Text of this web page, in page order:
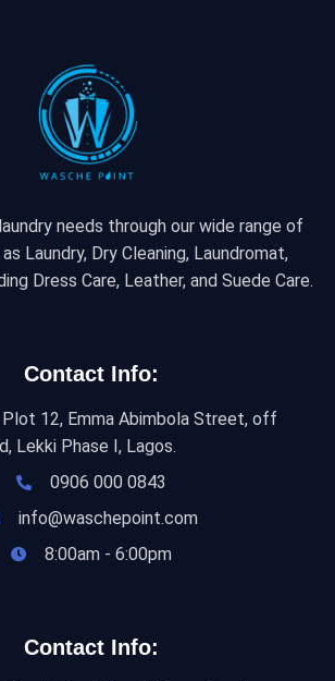
needs through our wide range of
Laundry, Dry Cleaning, Laundromat,
Dress Care, Leather, and Suede Care.
Contact Info:
Plot 12, Emma Abimbola Street, off
Lekki Phase I, Lagos.
0906 000 0843
info@waschepoint.com
8:00am - 6:00pm
Contact Info: